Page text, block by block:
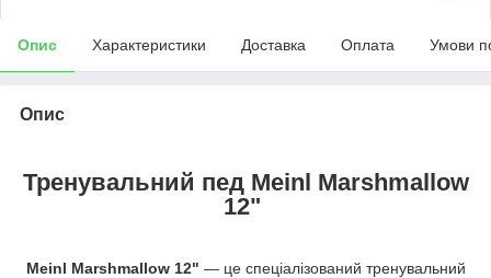
Опис Характеристики Доставка Оплата Умови
Опис
Тренувальний пед Meinl Marshmallow
12"
Meinl Marshmallow 12" — це спеціалізований тренувальний